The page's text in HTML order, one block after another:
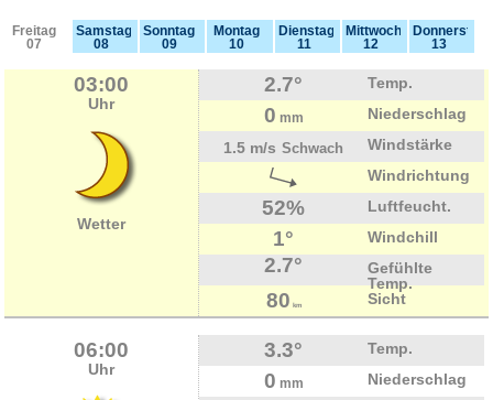
Freitag
07
Samstag
08
Sonntag
09
Montag
10
Dienstag
11
Mittwoch
12
Donnerstag
13
03:00
Uhr
Wetter
2.7° Temp.
0 mm
Niederschlag
1.5 m/s Schwach
Windstärke
Windrichtung
52% Luftfeucht.
1° Windchill
2.7°
Gefühlte
Temp.
80 km Sicht
06:00
Uhr
3.3° Temp.
0 mm
Niederschlag